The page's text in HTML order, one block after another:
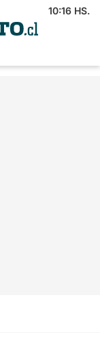
10:16 HS.